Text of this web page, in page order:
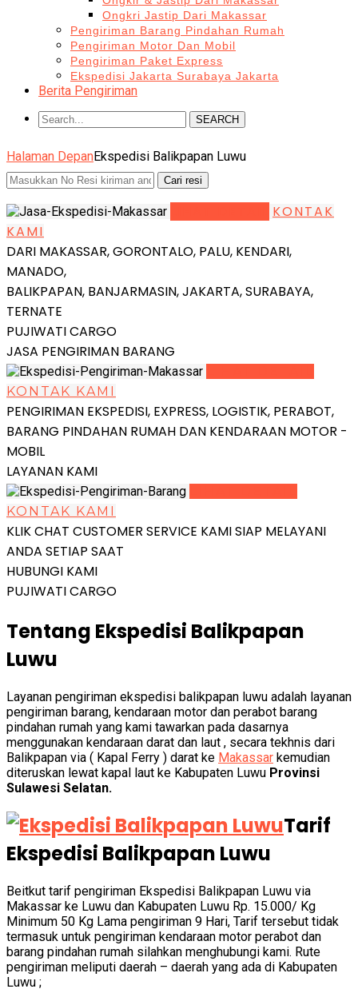
Ongkri Jastip Dari Makassar
Pengiriman Barang Pindahan Rumah
Pengiriman Motor Dan Mobil
Pengiriman Paket Express
Ekspedisi Jakarta Surabaya Jakarta
Berita Pengiriman
SEARCH
Halaman DepanEkspedisi Balikpapan Luwu
KONTAK
KAMI
DARI MAKASSAR, GORONTALO, PALU, KENDARI,
MANADO,
BALIKPAPAN, BANJARMASIN, JAKARTA, SURABAYA,
TERNATE
PUJIWATI CARGO
JASA PENGIRIMAN BARANG
KONTAK KAMI
PENGIRIMAN EKSPEDISI, EXPRESS, LOGISTIK, PERABOT,
BARANG PINDAHAN RUMAH DAN KENDARAAN MOTOR -
MOBIL
LAYANAN KAMI
KONTAK KAMI
KLIK CHAT CUSTOMER SERVICE KAMI SIAP MELAYANI
ANDA SETIAP SAAT
HUBUNGI KAMI
PUJIWATI CARGO
Tentang Ekspedisi Balikpapan
Luwu
Layanan pengiriman ekspedisi balikpapan luwu adalah layanan
pengiriman barang, kendaraan motor dan perabot barang
pindahan rumah yang kami tawarkan pada dasarnya
menggunakan kendaraan darat dan laut , secara tekhnis dari
Balikpapan via ( Kapal Ferry ) darat ke Makassar kemudian
diteruskan lewat kapal laut ke Kabupaten Luwu Provinsi
Sulawesi Selatan.
Tarif
Ekspedisi Balikpapan Luwu
Beitkut tarif pengiriman Ekspedisi Balikpapan Luwu via
Makassar ke Luwu dan Kabupaten Luwu Rp. 15.000/ Kg
Minimum 50 Kg Lama pengiriman 9 Hari, Tarif tersebut tidak
termasuk untuk pengiriman kendaraan motor perabot dan
barang pindahan rumah silahkan menghubungi kami. Rute
pengiriman meliputi daerah – daerah yang ada di Kabupaten
Luwu ;